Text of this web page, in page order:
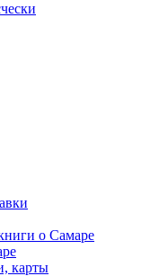
о Самаре
карты